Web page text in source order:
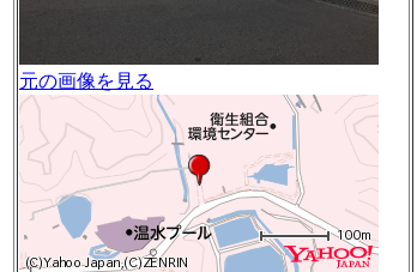
元の画像を見る